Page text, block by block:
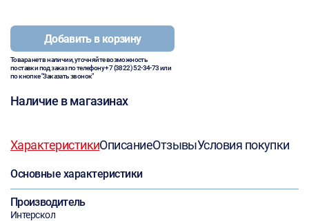
Добавить в корзину
Товара нет в наличии, уточняйте возможность
поставки под заказ по телефону+7 (3822) 52-34-73или
по кнопке "Заказать звонок"
Наличие в магазинах
ХарактеристикиОписаниеОтзывыУсловия покупки
Основные характеристики
Производитель
Интерскол